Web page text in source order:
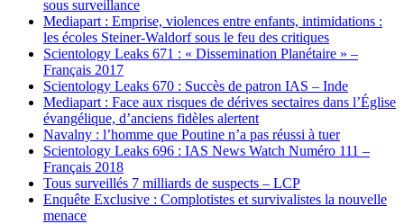
sous surveillance
Mediapart : Emprise, violences entre enfants, intimidations :
les écoles Steiner-Waldorf sous le feu des critiques
Scientology Leaks 671 : « Dissemination Planétaire » –
Français 2017
Scientology Leaks 670 : Succès de patron IAS – Inde
Mediapart : Face aux risques de dérives sectaires dans l’Église
évangélique, d’anciens fidèles alertent
Navalny : l’homme que Poutine n’a pas réussi à tuer
Scientology Leaks 696 : IAS News Watch Numéro 111 –
Français 2018
Tous surveillés 7 milliards de suspects – LCP
Enquête Exclusive : Complotistes et survivalistes la nouvelle
menace